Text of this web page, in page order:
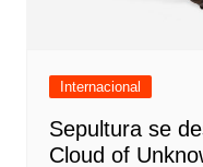
Internacional
Sepultura se
Cloud of